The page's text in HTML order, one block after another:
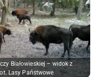
Białowieskiej – widok z
Lasy Państwowe